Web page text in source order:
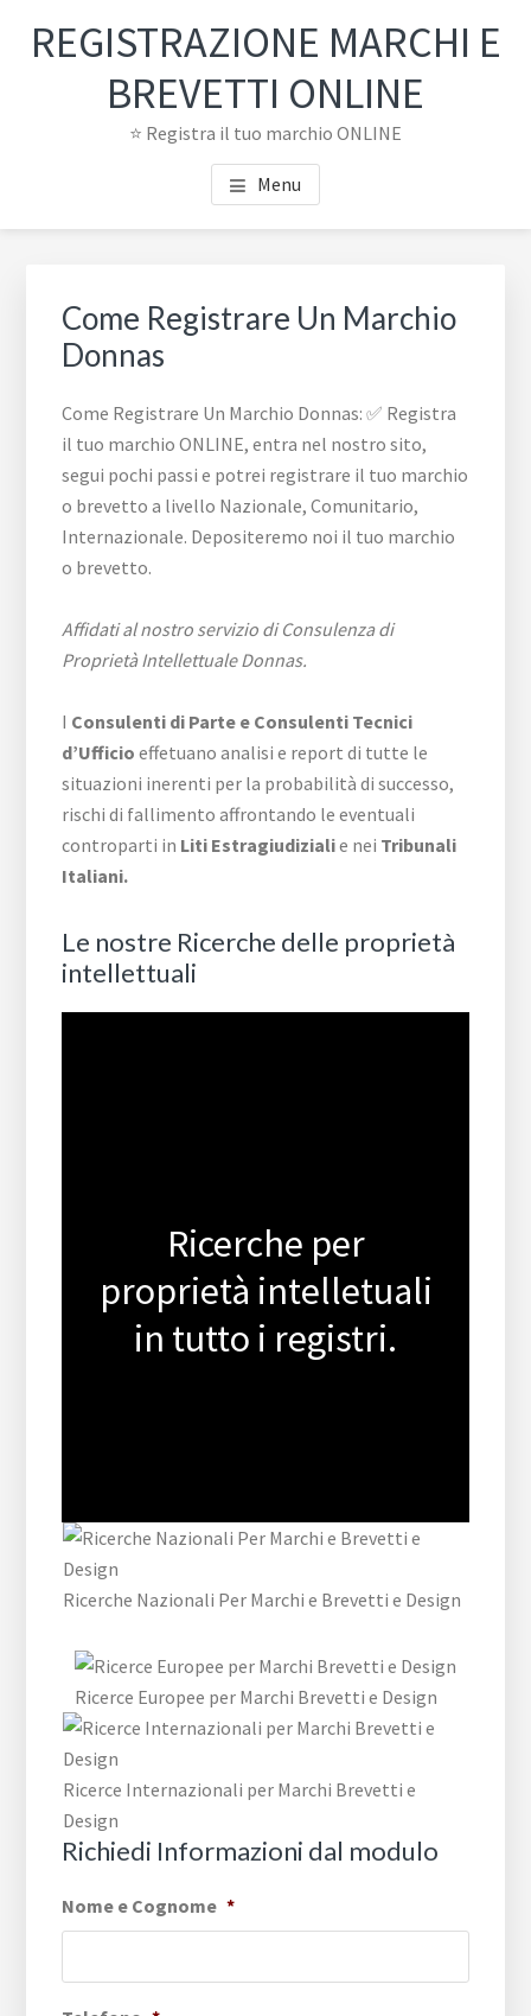
REGISTRAZIONE MARCHI E
BREVETTI ONLINE
⭐ Registra il tuo marchio ONLINE
Menu
Come Registrare Un Marchio
Donnas
Come Registrare Un Marchio Donnas: ✅ Registra
il tuo marchio ONLINE, entra nel nostro sito,
segui pochi passi e potrei registrare il tuo marchio
o brevetto a livello Nazionale, Comunitario,
Internazionale. Depositeremo noi il tuo marchio
o brevetto.
Affidati al nostro servizio di Consulenza di
Proprietà Intellettuale Donnas.
I Consulenti di Parte e Consulenti Tecnici
d’Ufficio effetuano analisi e report di tutte le
situazioni inerenti per la probabilità di successo,
rischi di fallimento affrontando le eventuali
controparti in Liti Estragiudizialie nei Tribunali
Italiani.
Le nostre Ricerche delle proprietà
intellettuali
Ricerche per
proprietà intelletuali
in tutto i registri.
Ricerche Nazionali Per Marchi e Brevetti e Design
Ricerce Europee per Marchi Brevetti e Design
Ricerce Internazionali per Marchi Brevetti e
Design
Richiedi Informazioni dal modulo
Nome e Cognome *